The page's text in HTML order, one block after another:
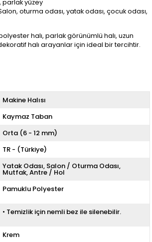
parlak yüzey
oturma odası, yatak odası, çocuk odası,
halı, parlak görünümlü halı, uzun
halı arayanlar için ideal bir tercihtir.
Makine Halısı
Kaymaz Taban
Orta (6 - 12 mm)
TR - (Türkiye)
Yatak Odası Salon / Oturma Odası
Mutfak Antre / Hol
Pamuklu Polyester
• Temizlik için nemli bez ile silenebilir.
Krem